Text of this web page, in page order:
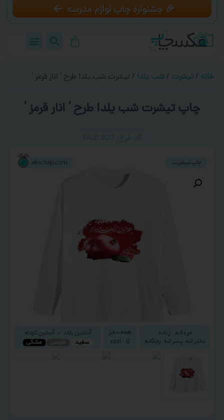
🎉 جشنواره چاپ لوازم مدرسه
خانه / تیشرت / شب یلدا / تیشرت شب یلدا طرح ‘ انار قرمز ‘
چاپ تیشرت شب یلدا طرح ‘ انار قرمز ‘